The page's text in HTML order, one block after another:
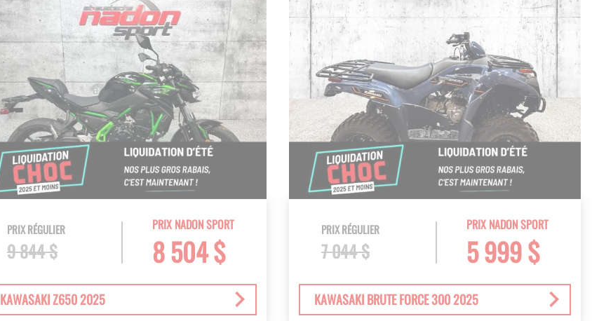
PRIX NADON SPORT
8 504 $
PRIX RÉGULIER
9 844 $
KAWASAKI Z650 2025
PRIX NADON SPORT
5 999 $
PRIX RÉGULIER
7 044 $
KAWASAKI BRUTE FORCE 300 2025